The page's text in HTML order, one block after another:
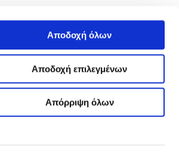
Αποδοχή όλων
Αποδοχή επιλεγμένων
Απόρριψη όλων